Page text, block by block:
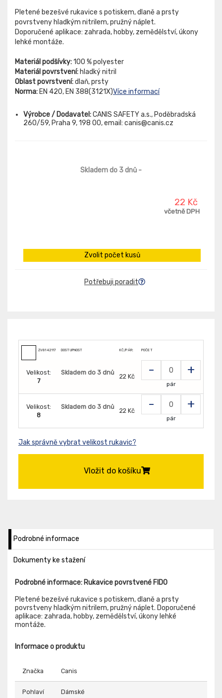
Pletené bezešvé rukavice s potiskem, dlaně a prsty
povrstveny hladkým nitrilem, pružný náplet.
Doporučené aplikace: zahrada, hobby, zemědělství, úkony
lehké montáže.
Materiál podšívky:100 % polyester
Materiál povrstvení: hladký nitril
Oblast povrstvení:dlaň, prsty
Norma: EN 420, EN 388(3121X)Více informací
Výrobce / Dodavatel:CANIS SAFETY a.s., Poděbradská
260/59, Praha 9, 198 00, email: canis@canis.cz
Skladem do 3 dnů -
22 Kč
včetně DPH
Zvolit počet kusů
Potřebuji poradit
ZV8142117 DOSTUPNOST KČ/PÁR: POČET
Velikost:
7
Skladem do 3 dnů
22 Kč - +
pár
Velikost:
8
Skladem do 3 dnů
22 Kč - +
pár
Jak správně vybrat velikost rukavic?
Vložit do košíku
Podrobné informace
Dokumenty ke stažení
Podrobné informace: Rukavice povrstvené FIDO
Pletené bezešvé rukavice s potiskem, dlaně a prsty
povrstveny hladkým nitrilem, pružný náplet. Doporučené
aplikace: zahrada, hobby, zemědělství, úkony lehké
montáže.
Informace o produktu
Značka Canis
Pohlaví Dámské